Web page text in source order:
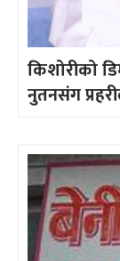
किशोरीको
नुतनसंग